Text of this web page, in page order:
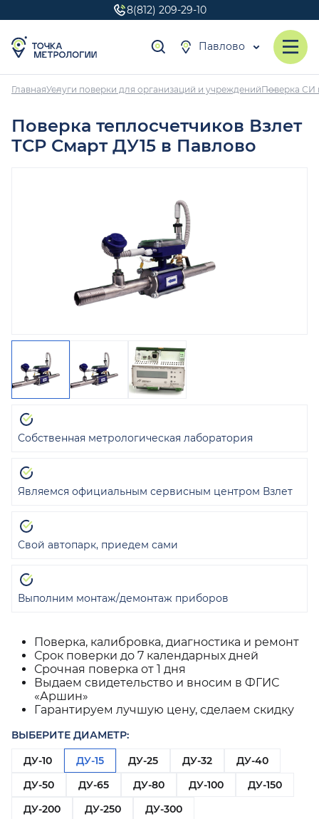
8(812) 209-29-10
Павлово
ГлавнаяУслуги поверки для организаций и учрежденийПоверка СИ
Поверка теплосчетчиков Взлет
ТСР Смарт ДУ15 в Павлово
Поверка, калибровка, диагностика и ремонт
Срок поверки до 7 календарных дней
Срочная поверка от 1 дня
Выдаем свидетельство и вносим в ФГИС
«Аршин»
Гарантируем лучшую цену, сделаем скидку
ВЫБЕРИТЕ ДИАМЕТР:
ДУ-10
ДУ-15 ДУ-25 ДУ-32
ДУ-40
ДУ-50
ДУ-65 ДУ-80 ДУ-100
ДУ-150
ДУ-200
ДУ-250 ДУ-300
Собственная метрологическая лаборатория
Являемся официальным сервисным центром Взлет
Свой автопарк, приедем сами
Выполним монтаж/демонтаж приборов